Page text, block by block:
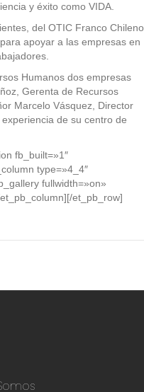
y éxito como VIDA.
del OTIC Franco Chileno
apoyar a las empresas en
Humanos dos empresas
Gerenta de Recursos
Marcelo Vásquez, Director
de su centro de
fb_built=»1″
type=»4_4″
fullwidth=»on»
et_pb_row]